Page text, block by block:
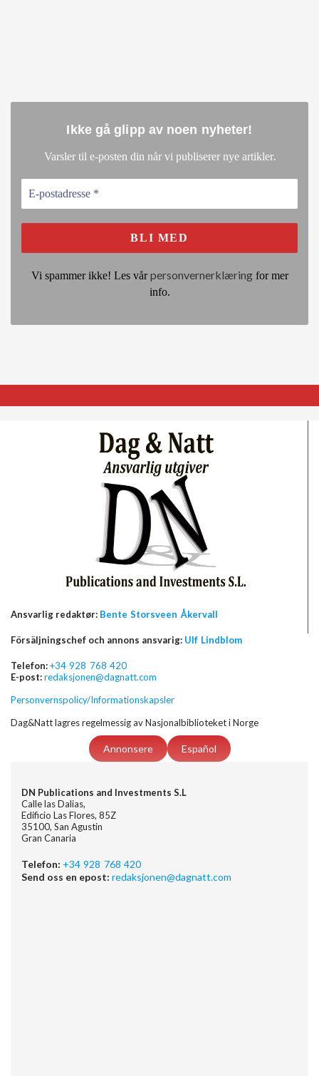
Ikke gå glipp av noen nyheter!
Varsler til e-posten din når vi publiserer nye artikler.
Vi spammer ikke! Les vårpersonvernerklæringfor mer
info.
Ansvarlig redaktør: Bente Storsveen Åkervall
Försäljningschef och annons ansvarig: Ulf Lindblom
Telefon:+34 928 768 420
E-post:redaksjonen@dagnatt.com
Personvernspolicy/Informationskapsler
Dag&Natt lagres regelmessig av Nasjonalbiblioteket i Norge
Annonsere Español
DN Publications and Investments S.L
Calle las Dalias,
Edificio Las Flores, 85Z
35100, San Agustin
Gran Canaria
Telefon: +34 928 768 420
Send oss en epost: redaksjonen@dagnatt.com